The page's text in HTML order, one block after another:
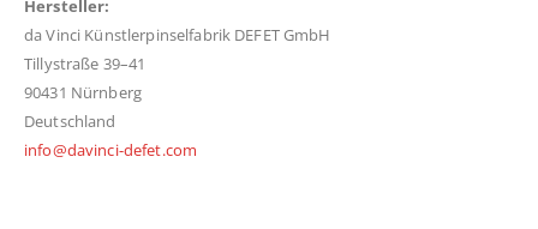
Hersteller:
da Vinci Künstlerpinselfabrik DEFET GmbH
Tillystraße 39–41
90431 Nürnberg
Deutschland
info@davinci-defet.com